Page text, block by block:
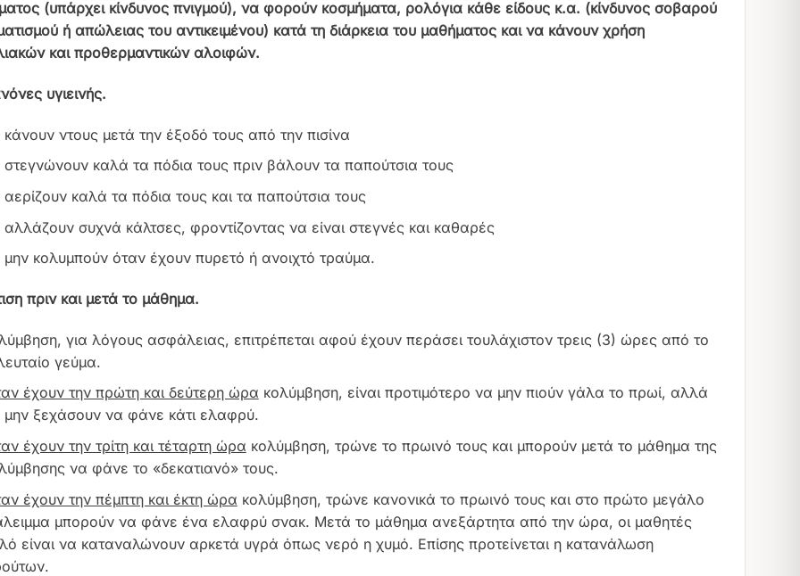
(υπάρχει κίνδυνος πνιγμού), να φορούν κοσμήματα, ρολόγια κάθε είδους κ.α. (κίνδυνος σοβαρού
ή απώλειας του αντικειμένου) κατά τη διάρκεια του μαθήματος και να κάνουν χρήση
και προθερμαντικών αλοιφών.
υγιεινής.
ντους μετά την έξοδό τους από την πισίνα
καλά τα πόδια τους πριν βάλουν τα παπούτσια τους
καλά τα πόδια τους και τα παπούτσια τους
συχνά κάλτσες, φροντίζοντας να είναι στεγνές και καθαρές
κολυμπούν όταν έχουν πυρετό ή ανοιχτό τραύμα.
πριν και μετά το μάθημα.
για λόγους ασφάλειας, επιτρέπεται αφού έχουν περάσει τουλάχιστον τρεις (3) ώρες από το
γεύμα.
έχουν την πρώτη και δεύτερη ώρα κολύμβηση, είναι προτιμότερο να μην πιούν γάλα το πρωί, αλλά
μην ξεχάσουν να φάνε κάτι ελαφρύ.
έχουν την τρίτη και τέταρτη ώρα κολύμβηση, τρώνε το πρωινό τους και μπορούν μετά το μάθημα της
να φάνε το «δεκατιανό» τους.
έχουν την πέμπτη και έκτη ώρα κολύμβηση, τρώνε κανονικά το πρωινό τους και στο πρώτο μεγάλο
μπορούν να φάνε ένα ελαφρύ σνακ. Μετά το μάθημα ανεξάρτητα από την ώρα, οι μαθητές
είναι να καταναλώνουν αρκετά υγρά όπως νερό η χυμό. Επίσης προτείνεται η κατανάλωση